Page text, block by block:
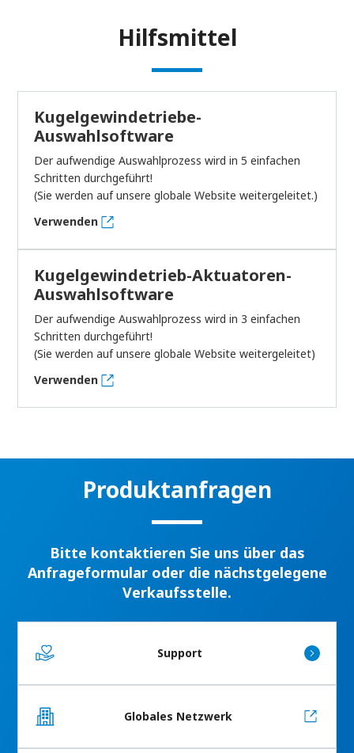
Hilfsmittel
Kugelgewindetriebe-
Auswahlsoftware
Der aufwendige Auswahlprozess wird in 5 einfachen
Schritten durchgeführt!
(Sie werden auf unsere globale Website weitergeleitet.)
Verwenden
Kugelgewindetrieb-Aktuatoren-
Auswahlsoftware
Der aufwendige Auswahlprozess wird in 3 einfachen
Schritten durchgeführt!
(Sie werden auf unsere globale Website weitergeleitet)
Verwenden
Produktanfragen
Bitte kontaktieren Sie uns über das
Anfrageformular oder die nächstgelegene
Verkaufsstelle.
Support
Globales Netzwerk